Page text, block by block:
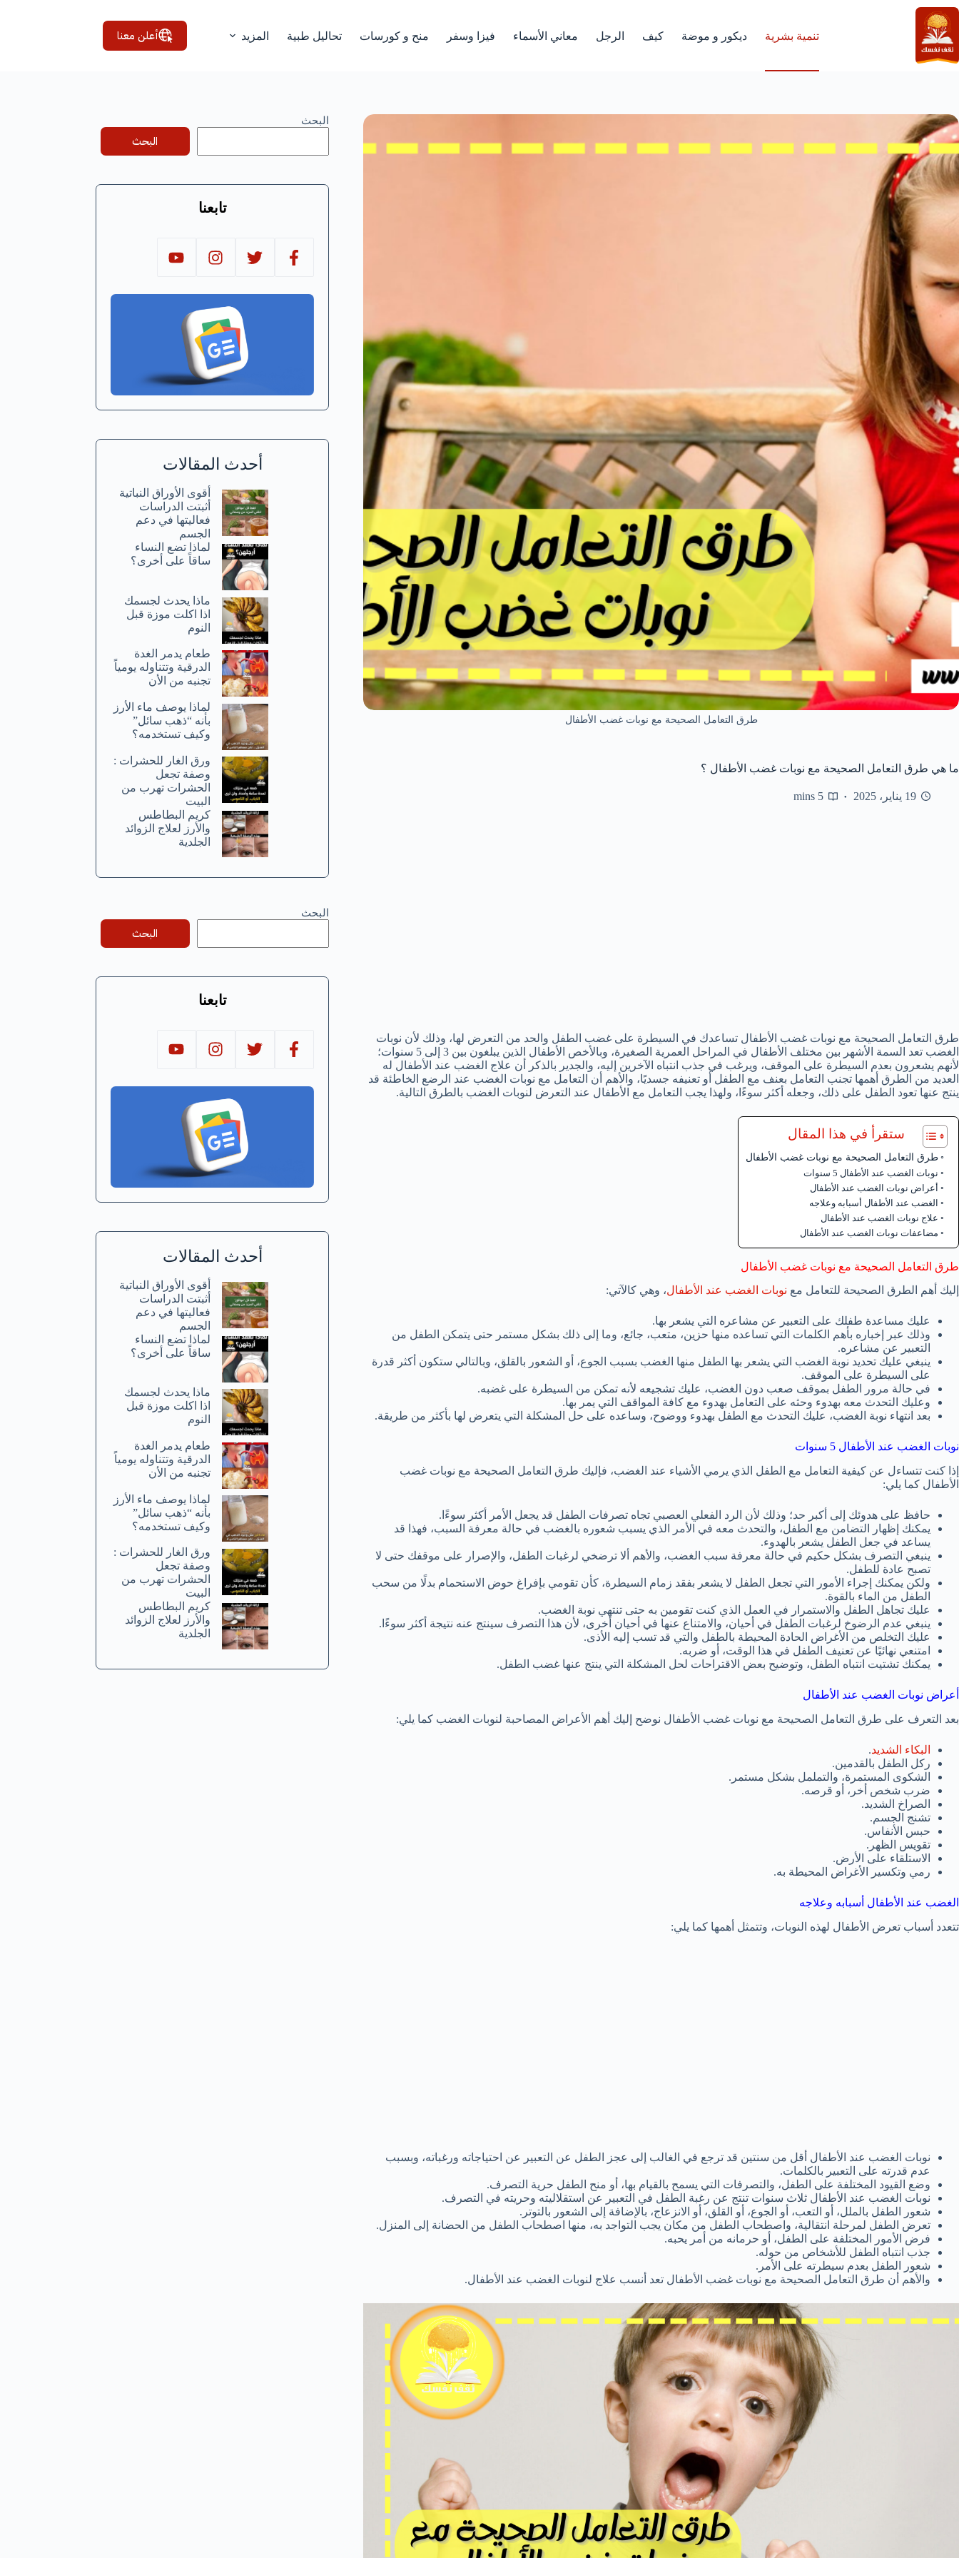
التجاوز
إلى
المحتوى
تنمية بشرية ديكور و موضة كيف الرجل معاني الأسماء فيزا وسفر منح و كورسات تحاليل طبية المزيد أعلن معنا
طرق التعامل الصحيحة مع نوبات غضب الأطفال
ما هي طرق التعامل الصحيحة مع نوبات غضب الأطفال ؟
19 يناير، 2025 5 mins
طرق التعامل الصحيحة مع نوبات غضب الأطفال تساعدك في السيطرة على غضب الطفل والحد من التعرض لها، وذلك لأن نوبات
الغضب تعد السمة الأشهر بين مختلف الأطفال في المراحل العمرية الصغيرة، وبالأخص الأطفال الذين يبلغون بين 3 إلى 5 سنوات؛
لأنهم يشعرون بعدم السيطرة على الموقف، ويرغب في جذب انتباه الآخرين إليه، والجدير بالذكر أن علاج الغضب عند الأطفال له
العديد من الطرق أهمها تجنب التعامل بعنف مع الطفل أو تعنيفه جسديًا، والأهم أن التعامل مع نوبات الغضب عند الرضع الخاطئة قد
ينتج عنها تعود الطفل على ذلك، وجعله أكثر سوءًا، ولهذا يجب التعامل مع الأطفال عند التعرض لنوبات الغضب بالطرق التالية.
ستقرأ في هذا المقال
طرق التعامل الصحيحة مع نوبات غضب الأطفال
نوبات الغضب عند الأطفال 5 سنوات
أعراض نوبات الغضب عند الأطفال
الغضب عند الأطفال أسبابه وعلاجه
علاج نوبات الغضب عند الأطفال
مضاعفات نوبات الغضب عند الأطفال
طرق التعامل الصحيحة مع نوبات غضب الأطفال
إليك أهم الطرق الصحيحة للتعامل مع نوبات الغضب عند الأطفال، وهي كالآتي:
عليك مساعدة طفلك على التعبير عن مشاعره التي يشعر بها.
وذلك عبر إخباره بأهم الكلمات التي تساعده منها حزين، متعب، جائع، وما إلى ذلك بشكل مستمر حتى يتمكن الطفل من
التعبير عن مشاعره.
ينبغي عليك تحديد نوبة الغضب التي يشعر بها الطفل منها الغضب بسبب الجوع، أو الشعور بالقلق، وبالتالي ستكون أكثر قدرة
على السيطرة على الموقف.
في حالة مرور الطفل بموقف صعب دون الغضب، عليك تشجيعه لأنه تمكن من السيطرة على غضبه.
وعليك التحدث معه بهدوء وحثه على التعامل بهدوء مع كافة المواقف التي يمر بها.
بعد انتهاء نوبة الغضب، عليك التحدث مع الطفل بهدوء ووضوح، وساعده على حل المشكلة التي يتعرض لها بأكثر من طريقة.
نوبات الغضب عند الأطفال 5 سنوات
إذا كنت تتساءل عن كيفية التعامل مع الطفل الذي يرمي الأشياء عند الغضب، فإليك طرق التعامل الصحيحة مع نوبات غضب
الأطفال كما يلي:
حافظ على هدوئك إلى أكبر حد؛ وذلك لأن الرد الفعلي العصبي تجاه تصرفات الطفل قد يجعل الأمر أكثر سوءًا.
يمكنك إظهار التضامن مع الطفل، والتحدث معه في الأمر الذي يسبب شعوره بالغضب في حالة معرفة السبب، فهذا قد
يساعد في جعل الطفل يشعر بالهدوء.
ينبغي التصرف بشكل حكيم في حالة معرفة سبب الغضب، والأهم ألا ترضخي لرغبات الطفل، والإصرار على موقفك حتى لا
تصبح عادة للطفل.
ولكن يمكنك إجراء الأمور التي تجعل الطفل لا يشعر بفقد زمام السيطرة، كأن تقومي بإفراغ حوض الاستحمام بدلًا من سحب
الطفل من الماء بالقوة.
عليك تجاهل الطفل والاستمرار في العمل الذي كنت تقومين به حتى تنتهي نوبة الغضب.
ينبغي عدم الرضوخ لرغبات الطفل في أحيان، والامتناع عنها في أحيان أخرى، لأن هذا التصرف سينتج عنه نتيجة أكثر سوءًا.
عليك التخلص من الأغراض الحادة المحيطة بالطفل والتي قد تسب إليه الأذى.
امتنعي نهائيًا عن تعنيف الطفل في هذا الوقت، أو ضربه.
يمكنك تشتيت انتباه الطفل، وتوضيح بعض الاقتراحات لحل المشكلة التي ينتج عنها غضب الطفل.
أعراض نوبات الغضب عند الأطفال
بعد التعرف على طرق التعامل الصحيحة مع نوبات غضب الأطفال نوضح إليك أهم الأعراض المصاحبة لنوبات الغضب كما يلي:
البكاء الشديد.
ركل الطفل بالقدمين.
الشكوى المستمرة، والتململ بشكل مستمر.
ضرب شخص أخر، أو قرصه.
الصراخ الشديد.
تشنج الجسم.
حبس الأنفاس.
تقويس الظهر.
الاستلقاء على الأرض.
رمي وتكسير الأغراض المحيطة به.
الغضب عند الأطفال أسبابه وعلاجه
تتعدد أسباب تعرض الأطفال لهذه النوبات، وتتمثل أهمها كما يلي:
نوبات الغضب عند الأطفال أقل من سنتين قد ترجع في الغالب إلى عجز الطفل عن التعبير عن احتياجاته ورغباته، وبسبب
عدم قدرته على التعبير بالكلمات.
وضع القيود المختلفة على الطفل، والتصرفات التي يسمح بالقيام بها، أو منح الطفل حرية التصرف.
نوبات الغضب عند الأطفال ثلاث سنوات تنتج عن رغبة الطفل في التعبير عن استقلاليته وحريته في التصرف.
شعور الطفل بالملل، أو التعب، أو الجوع، أو القلق، أو الانزعاج، بالإضافة إلى الشعور بالتوتر.
تعرض الطفل لمرحلة انتقالية، واصطحاب الطفل من مكان يجب التواجد به، منها اصطحاب الطفل من الحضانة إلى المنزل.
فرض الأمور المختلفة على الطفل، أو حرمانه من أمر يحبه.
جذب انتباه الطفل للأشخاص من حوله.
شعور الطفل بعدم سيطرته على الأمر.
والأهم أن طرق التعامل الصحيحة مع نوبات غضب الأطفال تعد أنسب علاج لنوبات الغضب عند الأطفال.
البحث
البحث
تابعنا
أحدث المقالات
أقوى الأوراق النباتية
أثبتت الدراسات
فعاليتها في دعم
الجسم
لماذا تضع النساء
ساقاً على أخرى؟
ماذا يحدث لجسمك
اذا اكلت موزة قبل
النوم
طعام يدمر الغدة
الدرقية وتتناوله يومياً
تجنبه من الأن
لماذا يوصف ماء الأرز
بأنه “ذهب سائل”
وكيف تستخدمه؟
ورق الغار للحشرات :
وصفة تجعل
الحشرات تهرب من
البيت
كريم البطاطس
والأرز لعلاج الزوائد
الجلدية
البحث
البحث
تابعنا
أحدث المقالات
أقوى الأوراق النباتية
أثبتت الدراسات
فعاليتها في دعم
الجسم
لماذا تضع النساء
ساقاً على أخرى؟
ماذا يحدث لجسمك
اذا اكلت موزة قبل
النوم
طعام يدمر الغدة
الدرقية وتتناوله يومياً
تجنبه من الأن
لماذا يوصف ماء الأرز
بأنه “ذهب سائل”
وكيف تستخدمه؟
ورق الغار للحشرات :
وصفة تجعل
الحشرات تهرب من
البيت
كريم البطاطس
والأرز لعلاج الزوائد
الجلدية